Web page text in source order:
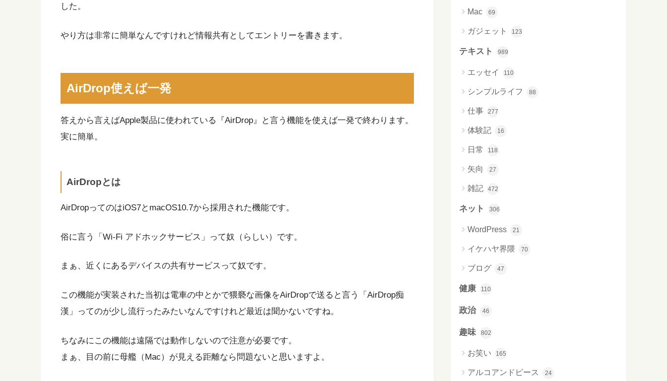
した。
やり方は非常に簡単なんですけれど情報共有としてエントリーを書きます。
AirDrop使えば一発
答えから言えばApple製品に使われている『AirDrop』と言う機能を使えば一発で終わります。
実に簡単。
AirDropとは
AirDropってのはiOS7とmacOS10.7から採用された機能です。
俗に言う「Wi-Fi アドホックサービス」って奴（らしい）です。
まぁ、近くにあるデバイスの共有サービスって奴です。
この機能が実装された当初は電車の中とかで猥褻な画像をAirDropで送ると言う「AirDrop痴
漢」ってのが少し流行ったみたいなんですけれど最近は聞かないですね。
ちなみにこの機能は遠隔では動作しないので注意が必要です。
まぁ、目の前に母艦（Mac）が見える距離なら問題ないと思いますよ。
Mac 69
ガジェット 123
テキスト 989
エッセイ 110
シンプルライフ 88
仕事 277
体験記 16
日常 118
矢向 27
雑記 472
ネット 306
WordPress 21
イケハヤ界隈 70
ブログ 47
健康 110
政治 46
趣味 802
お笑い 165
アルコアンドピース 24